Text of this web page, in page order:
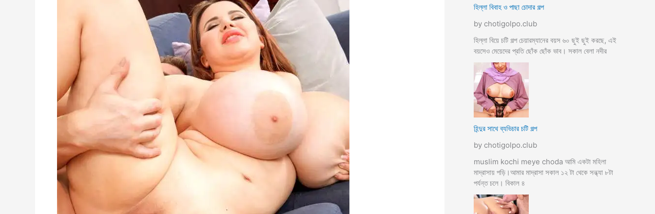
হিল্লা বিবাহ ও পাছা চোদার গল্প
by chotigolpo.club
হিল্লা বিয়ে চটি গল্প চেয়ারম্যানের বয়স ৬০ ছুই ছুই করছে, এই
বয়সেও মেয়েদের প্রতি ছোঁক ছোঁক ভাব। সকাল বেলা নদীর
হিন্দুর সাথে ব্যভিচার চটি গল্প
by chotigolpo.club
muslim kochi meye choda আমি একটা মহিলা
মাদ্রাসায় পড়ি।আমার মাদ্রাসা সকাল ১২ টা থেকে সন্ধ্যা ৮টা
পর্যন্ত চলে। বিকাল ৪